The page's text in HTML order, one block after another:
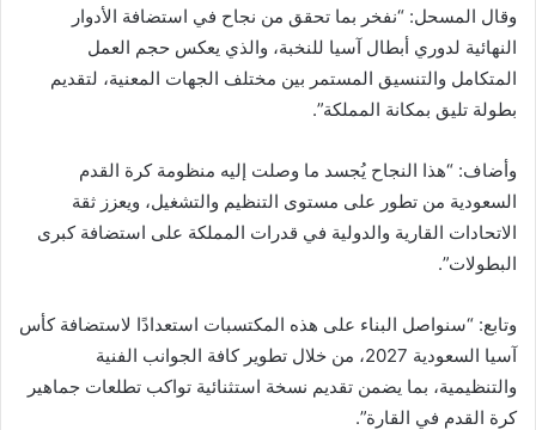
وقال المسحل: “نفخر بما تحقق من نجاح في استضافة الأدوار
النهائية لدوري أبطال آسيا للنخبة، والذي يعكس حجم العمل
المتكامل والتنسيق المستمر بين مختلف الجهات المعنية، لتقديم
بطولة تليق بمكانة المملكة”.
وأضاف: “هذا النجاح يُجسد ما وصلت إليه منظومة كرة القدم
السعودية من تطور على مستوى التنظيم والتشغيل، ويعزز ثقة
الاتحادات القارية والدولية في قدرات المملكة على استضافة كبرى
البطولات”.
وتابع: “سنواصل البناء على هذه المكتسبات استعدادًا لاستضافة كأس
آسيا السعودية 2027، من خلال تطوير كافة الجوانب الفنية
والتنظيمية، بما يضمن تقديم نسخة استثنائية تواكب تطلعات جماهير
كرة القدم في القارة”.